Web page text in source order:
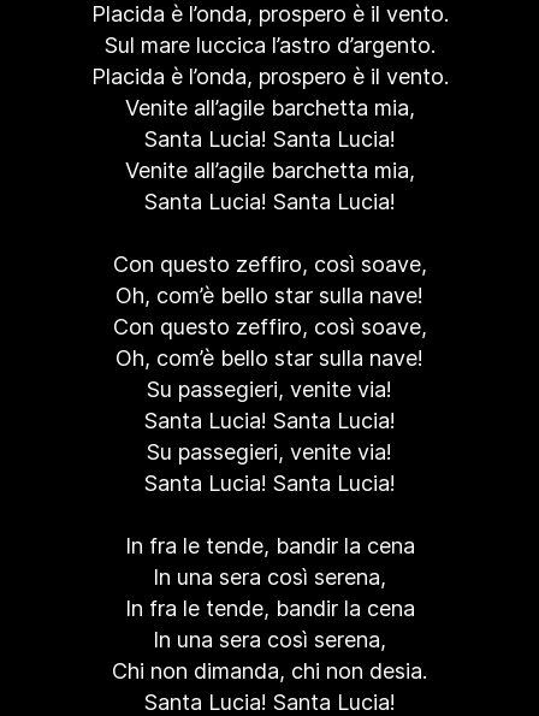
Placida è l’onda, prospero è il vento.
Sul mare luccica l’astro d’argento.
Placida è l’onda, prospero è il vento.
Venite all’agile barchetta mia,
Santa Lucia! Santa Lucia!
Venite all’agile barchetta mia,
Santa Lucia! Santa Lucia!
Con questo zeffiro, così soave,
Oh, com’è bello star sulla nave!
Con questo zeffiro, così soave,
Oh, com’è bello star sulla nave!
Su passegieri, venite via!
Santa Lucia! Santa Lucia!
Su passegieri, venite via!
Santa Lucia! Santa Lucia!
In fra le tende, bandir la cena
In una sera così serena,
In fra le tende, bandir la cena
In una sera così serena,
Chi non dimanda, chi non desia.
Santa Lucia! Santa Lucia!